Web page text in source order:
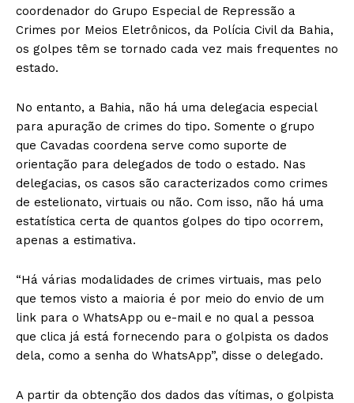
coordenador do Grupo Especial de Repressão a
Crimes por Meios Eletrônicos, da Polícia Civil da Bahia,
os golpes têm se tornado cada vez mais frequentes no
estado.
No entanto, a Bahia, não há uma delegacia especial
para apuração de crimes do tipo. Somente o grupo
que Cavadas coordena serve como suporte de
orientação para delegados de todo o estado. Nas
delegacias, os casos são caracterizados como crimes
de estelionato, virtuais ou não. Com isso, não há uma
estatística certa de quantos golpes do tipo ocorrem,
apenas a estimativa.
“Há várias modalidades de crimes virtuais, mas pelo
que temos visto a maioria é por meio do envio de um
link para o WhatsApp ou e-mail e no qual a pessoa
que clica já está fornecendo para o golpista os dados
dela, como a senha do WhatsApp”, disse o delegado.
A partir da obtenção dos dados das vítimas, o golpista